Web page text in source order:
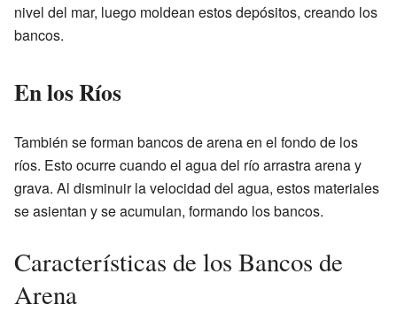
nivel del mar, luego moldean estos depósitos, creando los
bancos.
En los Ríos
También se forman bancos de arena en el fondo de los
ríos. Esto ocurre cuando el agua del río arrastra arena y
grava. Al disminuir la velocidad del agua, estos materiales
se asientan y se acumulan, formando los bancos.
Características de los Bancos de
Arena